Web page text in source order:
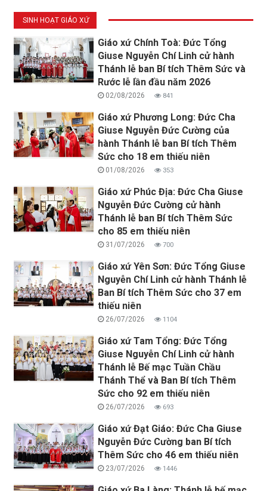
SINH HOẠT GIÁO XỨ
Giáo xứ Chính Toà: Đức Tổng
Giuse Nguyễn Chí Linh cử hành
Thánh lễ ban Bí tích Thêm Sức và
Rước lễ lần đầu năm 2026
02/08/2026 841
Giáo xứ Phương Long: Đức Cha
Giuse Nguyễn Đức Cường của
hành Thánh lễ ban Bí tích Thêm
Sức cho 18 em thiếu niên
01/08/2026 353
Giáo xứ Phúc Địa: Đức Cha Giuse
Nguyễn Đức Cường cử hành
Thánh lễ ban Bí tích Thêm Sức
cho 85 em thiếu niên
31/07/2026 700
Giáo xứ Yên Sơn: Đức Tổng Giuse
Nguyễn Chí Linh cử hành Thánh lễ
Ban Bí tích Thêm Sức cho 37 em
thiếu niên
26/07/2026 1104
Giáo xứ Tam Tổng: Đức Tổng
Giuse Nguyễn Chí Linh cử hành
Thánh lễ Bế mạc Tuần Chầu
Thánh Thể và Ban Bí tích Thêm
Sức cho 92 em thiếu niên
26/07/2026 693
Giáo xứ Đạt Giáo: Đức Cha Giuse
Nguyễn Đức Cường ban Bí tích
Thêm Sức cho 46 em thiếu niên
23/07/2026 1446